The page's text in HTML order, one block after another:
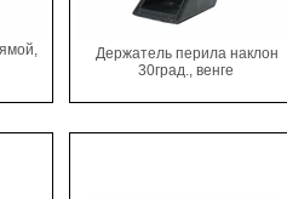
Держатель перила наклон
30град., венге